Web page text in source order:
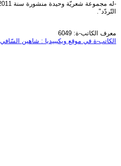
التّردّد".
معرف الكاتب-ة: 6049
الكاتب-ة في موقع ويكيبيديا : شاهين السّافي